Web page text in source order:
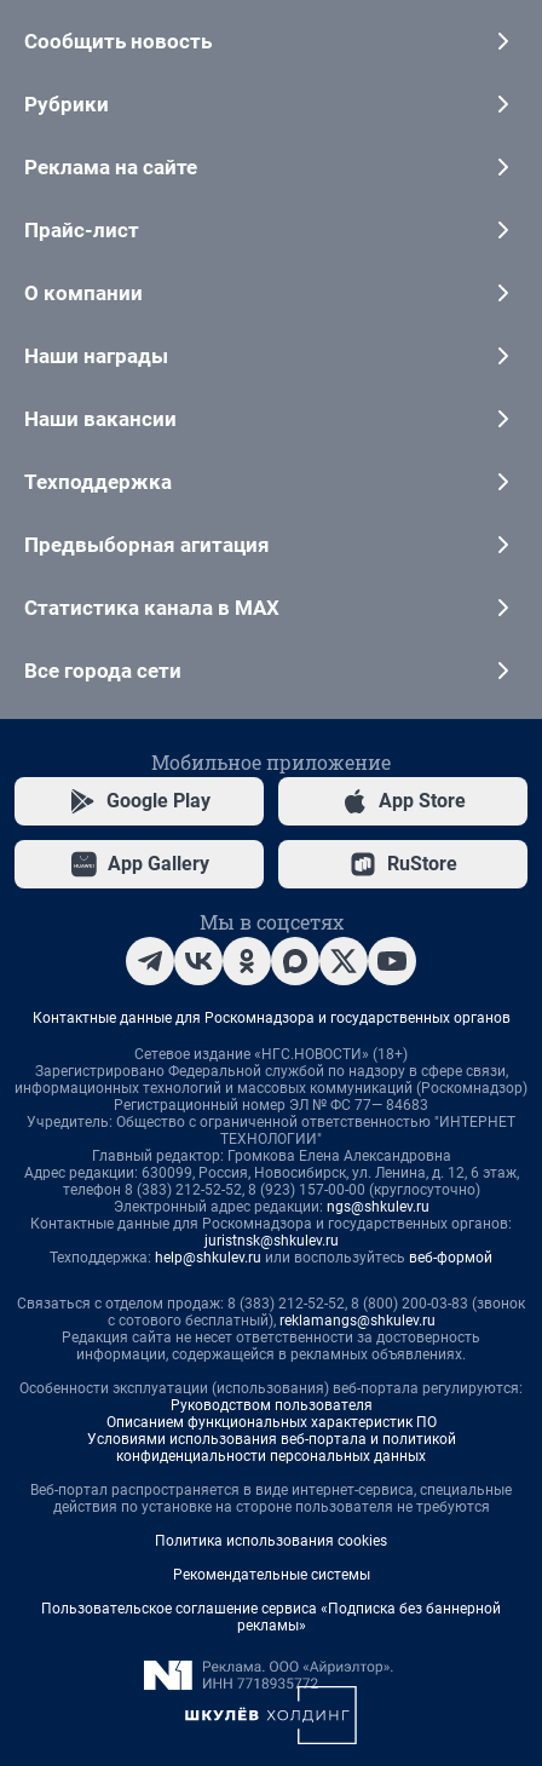
Сообщить новость
Рубрики
Реклама на сайте
Прайс-лист
О компании
Наши награды
Наши вакансии
Техподдержка
Предвыборная агитация
Статистика канала в MAX
Все города сети
Мобильное приложение
Google Play App Store
App Gallery RuStore
Мы в соцсетях
Контактные данные для Роскомнадзора и государственных органов
Сетевое издание «НГС.НОВОСТИ» (18+)
Зарегистрировано Федеральной службой по надзору в сфере связи,
информационных технологий и массовых коммуникаций (Роскомнадзор)
Регистрационный номер ЭЛ № ФС 77— 84683
Учредитель: Общество с ограниченной ответственностью "ИНТЕРНЕТ
ТЕХНОЛОГИИ"
Главный редактор: Громкова Елена Александровна
Адрес редакции: 630099, Россия, Новосибирск, ул. Ленина, д. 12, 6 этаж,
телефон 8 (383) 212-52-52, 8 (923) 157-00-00 (круглосуточно)
Электронный адрес редакции: ngs@shkulev.ru
Контактные данные для Роскомнадзора и государственных органов:
juristnsk@shkulev.ru
Техподдержка: help@shkulev.ru или воспользуйтесь веб-формой
Связаться с отделом продаж: 8 (383) 212-52-52, 8 (800) 200-03-83 (звонок
с сотового бесплатный), reklamangs@shkulev.ru
Редакция сайта не несет ответственности за достоверность
информации, содержащейся в рекламных объявлениях.
Особенности эксплуатации (использования) веб-портала регулируются:
Руководством пользователя
Описанием функциональных характеристик ПО
Условиями использования веб-портала и политикой
конфиденциальности персональных данных
Веб-портал распространяется в виде интернет-сервиса, специальные
действия по установке на стороне пользователя не требуются
Политика использования cookies
Рекомендательные системы
Пользовательское соглашение сервиса «Подписка без баннерной
рекламы»